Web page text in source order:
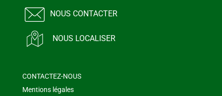
NOUS CONTACTER
NOUS LOCALISER
CONTACTEZ-NOUS
Mentions légales